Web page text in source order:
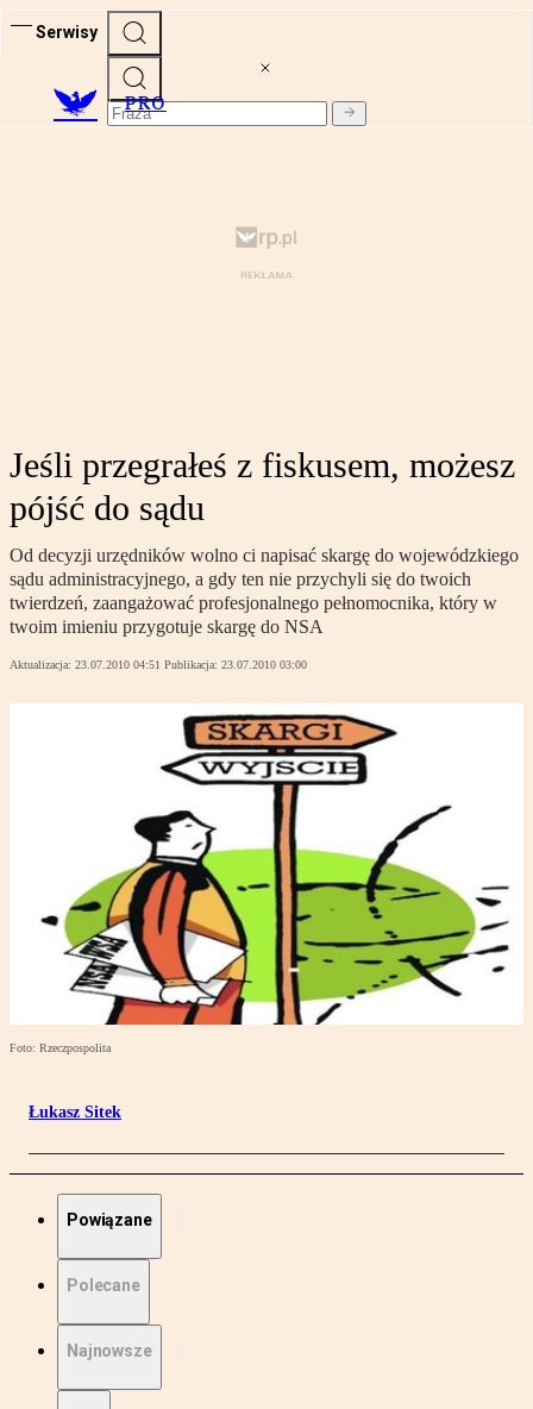
Serwisy
PRO
Jeśli przegrałeś z fiskusem, możesz
pójść do sądu
Od decyzji urzędników wolno ci napisać skargę do wojewódzkiego
sądu administracyjnego, a gdy ten nie przychyli się do twoich
twierdzeń, zaangażować profesjonalnego pełnomocnika, który w
twoim imieniu przygotuje skargę do NSA
Aktualizacja: 23.07.2010 04:51 Publikacja: 23.07.2010 03:00
Foto: Rzeczpospolita
Łukasz Sitek
Powiązane
Polecane
Najnowsze